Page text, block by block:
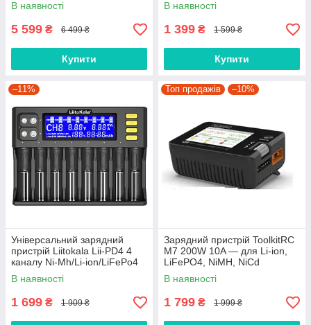
В наявності
5 599 ₴ 6 499 ₴
Купити
Eneloop ready, LED, 2ch на
В наявності
1 399 ₴ 1 599 ₴
Купити
–11%
Універсальний зарядний
пристрій Liitokala Lii-PD4 4
каналу Ni-Mh/Li-ion/LiFePo4
220V/12V LCD
В наявності
1 699 ₴ 1 909 ₴
Топ продажів –10%
Зарядний пристрій ToolkitRC
M7 200W 10A — для Li-ion,
LiFePO4, NiMH, NiCd
акумуляторів, потужний
В наявності
1 799 ₴ 1 999 ₴